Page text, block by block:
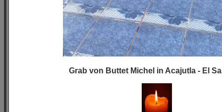
Grab von Buttet Michel in Acajutla - El